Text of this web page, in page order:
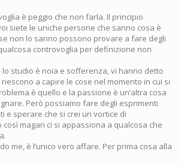
è peggio che non farla. Il principio
siete le uniche persone che sanno cosa è
non lo sanno possono provare a fare degli
controvoglia per definizione non
lo studio è noia e sofferenza, vi hanno detto
a capire le cose nel momento in cui si
è quello e la passione è un’altra cosa
Però possiamo fare degli esprimenti
e sperare che si crei un vortice di
magari ci si appassiona a qualcosa che
me, è l’unico vero affare. Per prima cosa alla